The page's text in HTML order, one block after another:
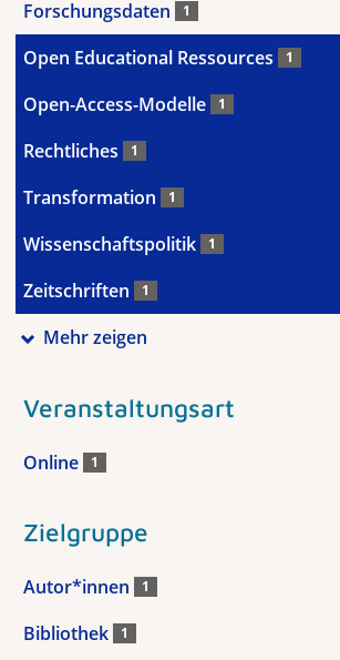
Forschungsdaten 1
Open Educational Ressources 1
Open-Access-Modelle 1
Rechtliches 1
Transformation 1
Wissenschaftspolitik 1
Zeitschriften 1
Mehr zeigen
Veranstaltungsart
Online 1
Zielgruppe
Autor*innen 1
Bibliothek 1